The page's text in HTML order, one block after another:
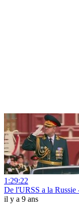
1:29:22
De l'URSS a la Russie
il y a 9 ans